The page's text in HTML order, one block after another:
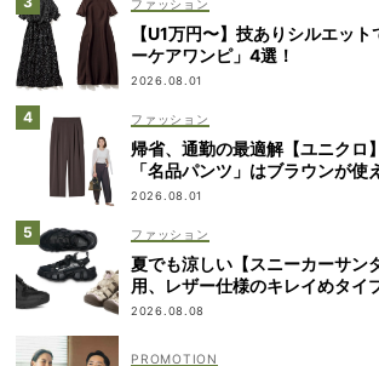
ファッション
【U1万円〜】技ありシルエッ
ーケアワンピ」4選！
2026.08.01
ファッション
帰省、通勤の最適解【ユニクロ
「名品パンツ」はブラウンが使
2026.08.01
ファッション
夏でも涼しい【スニーカーサン
用、レザー仕様のキレイめタイ
2026.08.08